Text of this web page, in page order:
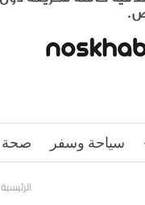
سياحة وسفر صحة
الرئيسية